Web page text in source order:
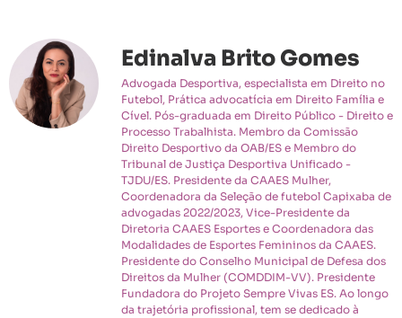
Edinalva Brito Gomes
Advogada Desportiva, especialista em Direito no
Futebol, Prática advocatícia em Direito Família e
Cível. Pós-graduada em Direito Público - Direito e
Processo Trabalhista. Membro da Comissão
Direito Desportivo da OAB/ES e Membro do
Tribunal de Justiça Desportiva Unificado -
TJDU/ES. Presidente da CAAES Mulher,
Coordenadora da Seleção de futebol Capixaba de
advogadas 2022/2023, Vice-Presidente da
Diretoria CAAES Esportes e Coordenadora das
Modalidades de Esportes Femininos da CAAES.
Presidente do Conselho Municipal de Defesa dos
Direitos da Mulher (COMDDIM-VV). Presidente
Fundadora do Projeto Sempre Vivas ES. Ao longo
da trajetória profissional, tem se dedicado à